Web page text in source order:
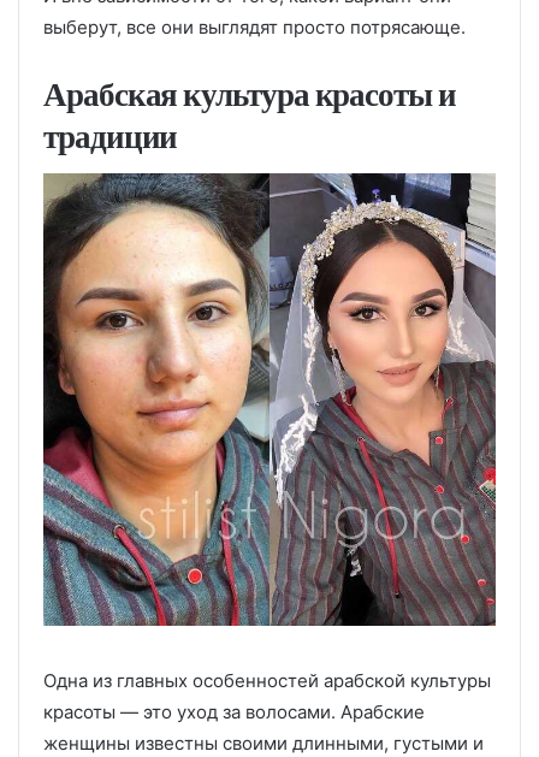
выберут, все они выглядят просто потрясающе.
Арабская культура красоты и
традиции
Одна из главных особенностей арабской культуры
красоты — это уход за волосами. Арабские
женщины известны своими длинными, густыми и